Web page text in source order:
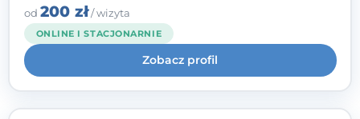
szacunkiem dla indywidualnej historii
każdego człowieka. Jestem w trakcie
czteroletniej szkoły psychoterapii
poznawczo-behawioralnej
rekomendowanej przez PTTPB.
od 200 zł/ wizyta
ONLINE I STACJONARNIE
Zobacz profil